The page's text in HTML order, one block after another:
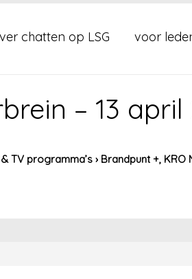
chatten op LSG voor
– 13 april
TV programma’s › Brandpunt +, KRO